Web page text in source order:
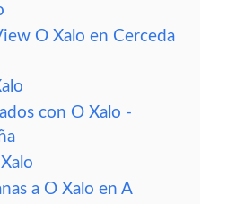
O Xalo en Cerceda
con O Xalo -
a O Xalo en A